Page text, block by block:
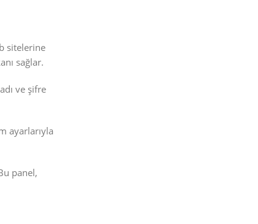
sitelerine
sağlar.
ve şifre
ayarlarıyla
panel,